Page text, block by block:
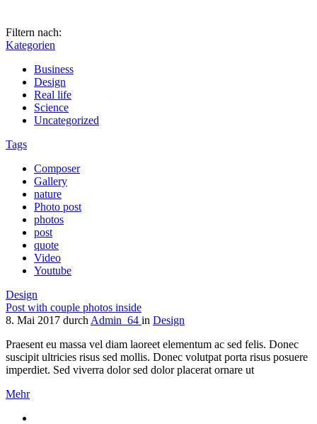
Filtern nach:
Kategorien
Business
Design
Real life
Science
Uncategorized
Tags
Composer
Gallery
nature
Photo post
photos
post
quote
Video
Youtube
Design
Post with couple photos inside
8. Mai 2017 durchAdmin_64 in Design
Praesent eu massa vel diam laoreet elementum ac sed felis. Donec
suscipit ultricies risus sed mollis. Donec volutpat porta risus posuere
imperdiet. Sed viverra dolor sed dolor placerat ornare ut
Mehr